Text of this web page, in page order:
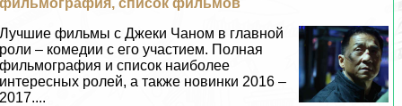
Лучшие фильмы с Джеки Чаном в главной
роли – комедии с его участием. Полная
фильмография и список наиболее
интересных ролей, а также новинки 2016 –
2017....